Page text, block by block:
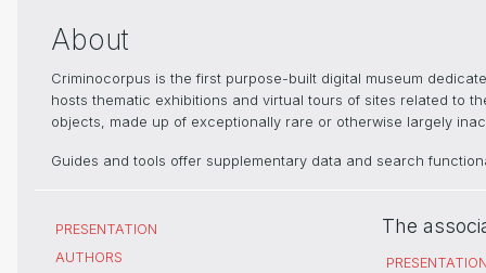
About
Criminocorpus is the first purpose-built digital museum
hosts thematic exhibitions and virtual tours of sites related to
objects, made up of exceptionally rare or otherwise largely
Guides and tools offer supplementary data and search
PRESENTATION
AUTHORS
The